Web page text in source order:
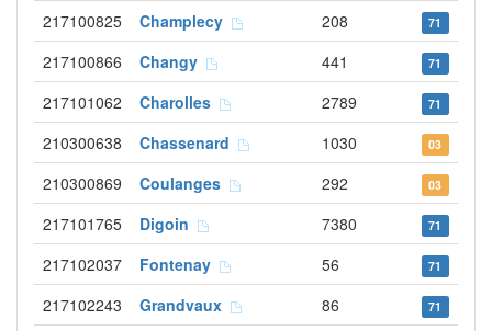
217100825 Champlecy 208 71
217100866 Changy 441 71
217101062 Charolles 2789 71
210300638 Chassenard 1030 03
210300869 Coulanges 292 03
217101765 Digoin 7380 71
217102037 Fontenay 56 71
217102243 Grandvaux 86 71